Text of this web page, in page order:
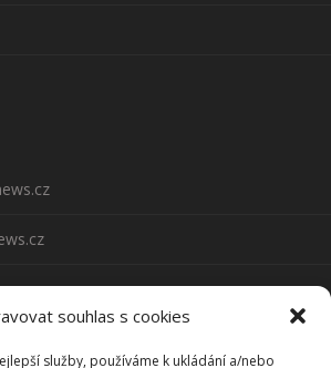
souhlas s cookies
služby, používáme k ukládání a/nebo